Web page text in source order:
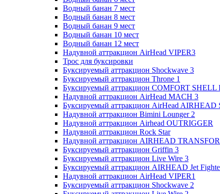
Водный банан 7 мест
Водный банан 8 мест
Водный банан 9 мест
Водный банан 10 мест
Водный банан 12 мест
Надувной аттракцион AirHead VIPER3
Трос для буксировки
Буксируемый аттракцион Shockwave 3
Буксируемый аттракцион Throne 1
Буксируемый аттракцион COMFORT SHELL
Надувной аттракцион AirHead MACH 3
Буксируемый аттракцион AirHead AIRHEAD
Надувной аттракцион Bimini Lounger 2
Надувной аттракцион Airhead OUTRIGGER
Надувной аттракцион Rock Star
Надувной аттракцион AIRHEAD
Буксируемый аттракцион Griffin 3
Буксируемый аттракцион Live Wire 3
Буксируемый аттракцион AIRHEAD Jet
Надувной аттракцион AirHead VIPER1
Буксируемый аттракцион Shockwave 2